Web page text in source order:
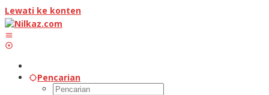
Lewati ke konten
Pencarian